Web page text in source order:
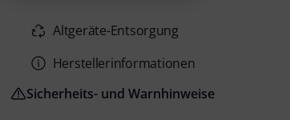
Altgeräte-Entsorgung
Herstellerinformationen
Sicherheits- und Warnhinweise